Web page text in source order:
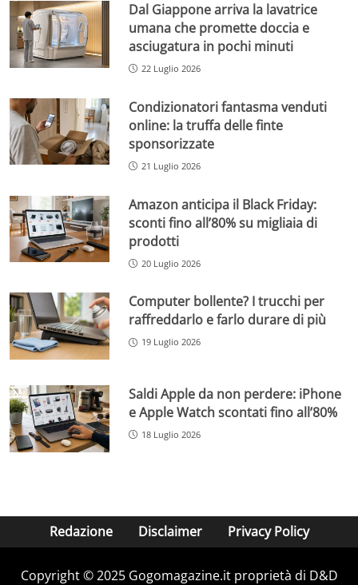
Dal Giappone arriva la lavatrice
umana che promette doccia e
asciugatura in pochi minuti
22 Luglio 2026
Condizionatori fantasma venduti
online: la truffa delle finte
sponsorizzate
21 Luglio 2026
Amazon anticipa il Black Friday:
sconti fino all’80% su migliaia di
prodotti
20 Luglio 2026
Computer bollente? I trucchi per
raffreddarlo e farlo durare di più
19 Luglio 2026
Saldi Apple da non perdere: iPhone
e Apple Watch scontati fino all’80%
18 Luglio 2026
Redazione Disclaimer Privacy Policy
Copyright © 2025 Gogomagazine.it proprietà di D&D